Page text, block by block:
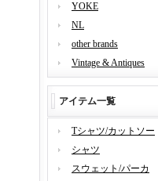
YOKE
NL
other brands
Vintage & Antiques
アイテム一覧
Tシャツ/カットソー
シャツ
スウェット/パーカ